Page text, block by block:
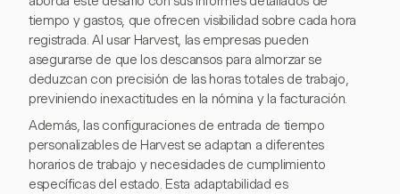
tiempo y gastos, que ofrecen visibilidad sobre cada hora
registrada. Al usar Harvest, las empresas pueden
asegurarse de que los descansos para almorzar se
deduzcan con precisión de las horas totales de trabajo,
previniendo inexactitudes en la nómina y la facturación.
Además, las configuraciones de entrada de tiempo
personalizables de Harvest se adaptan a diferentes
horarios de trabajo y necesidades de cumplimiento
específicas del estado. Esta adaptabilidad es